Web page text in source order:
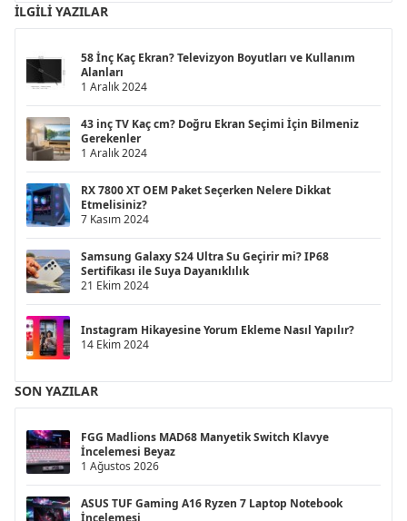
İLGILI YAZILAR
58 İnç Kaç Ekran? Televizyon Boyutları ve Kullanım
Alanları
1 Aralık 2024
43 inç TV Kaç cm? Doğru Ekran Seçimi İçin Bilmeniz
Gerekenler
1 Aralık 2024
RX 7800 XT OEM Paket Seçerken Nelere Dikkat
Etmelisiniz?
7 Kasım 2024
Samsung Galaxy S24 Ultra Su Geçirir mi? IP68
Sertifikası ile Suya Dayanıklılık
21 Ekim 2024
Instagram Hikayesine Yorum Ekleme Nasıl Yapılır?
14 Ekim 2024
SON YAZILAR
FGG Madlions MAD68 Manyetik Switch Klavye
İncelemesi Beyaz
1 Ağustos 2026
ASUS TUF Gaming A16 Ryzen 7 Laptop Notebook
İncelemesi